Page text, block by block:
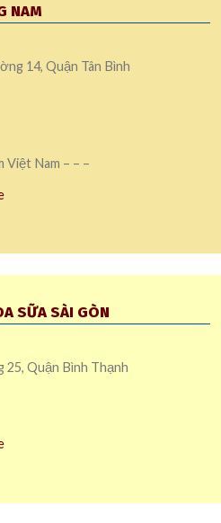
NAM
14, Quận Tân Bình
Việt Nam – – –
SỮA SÀI GÒN
25, Quận Bình Thạnh